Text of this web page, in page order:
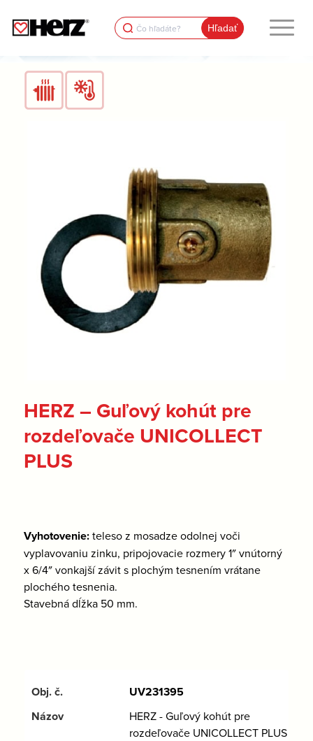
Search
for:
HERZ – Guľový kohút pre
rozdeľovače UNICOLLECT
PLUS
Vyhotovenie:teleso z mosadze odolnej voči
vyplavovaniu zinku, pripojovacie rozmery 1″ vnútorný
x 6/4″ vonkajší závit s plochým tesnením vrátane
plochého tesnenia.
Stavebná dĺžka 50 mm.
UV231395
HERZ - Guľový kohút pre
rozdeľovače UNICOLLECT PLUS